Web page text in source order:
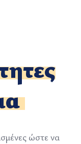
ώστε να